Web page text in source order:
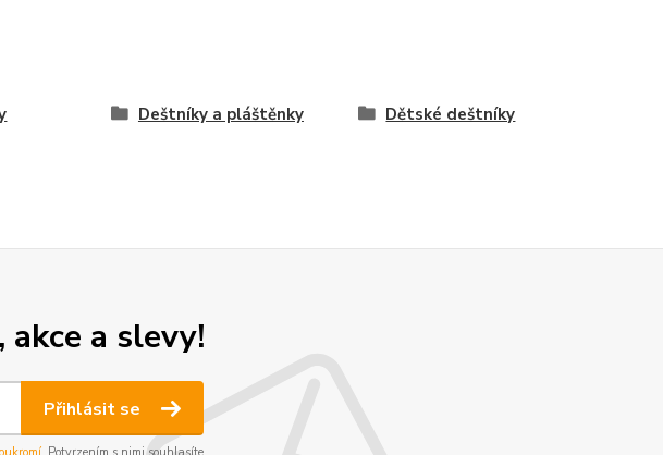
Deštníky a pláštěnky
Dětské deštníky
a slevy!
Přihlásit se